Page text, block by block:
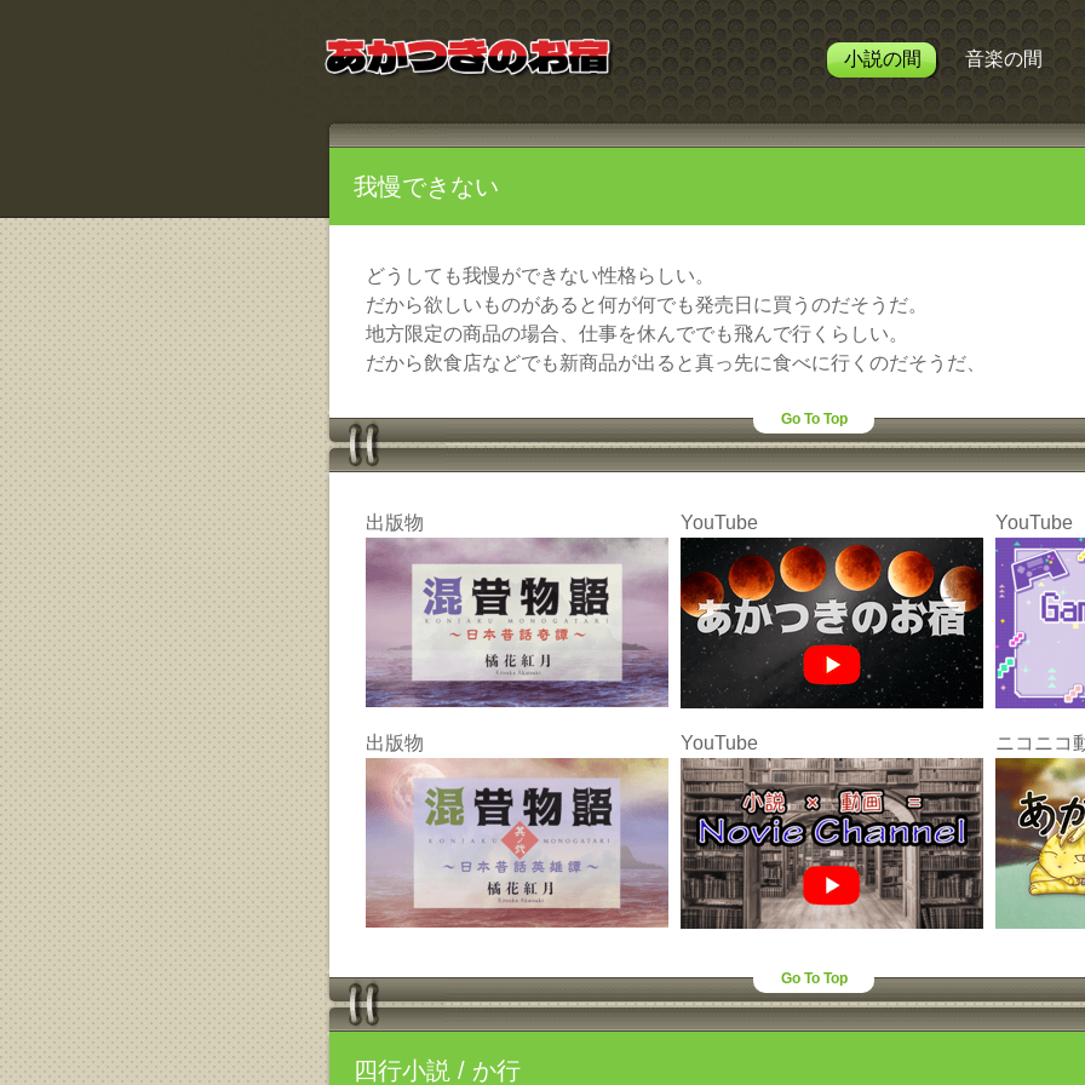
小説の間 音楽の間
我慢できない
どうしても我慢ができない性格らしい。
だから欲しいものがあると何が何でも発売日に買うのだそうだ。
地方限定の商品の場合、仕事を休んででも飛んで行くらしい。
だから飲食店などでも新商品が出ると真っ先に食べに行くのだそうだ、
Go To Top
出版物
出版物
YouTube
YouTube
YouTube
ニコニコ
Go To Top
四行小説 / か行